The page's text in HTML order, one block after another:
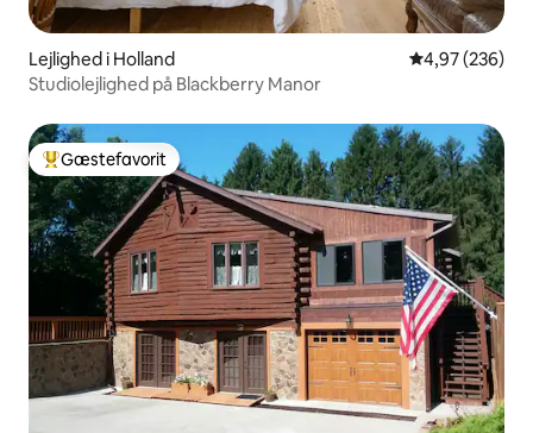
Lejlighed i Holland 4,97 ud af 5 i
4,97 (236)
Studiolejlighed på Blackberry Manor
Bedste gæstefavorit
Gæstefavorit